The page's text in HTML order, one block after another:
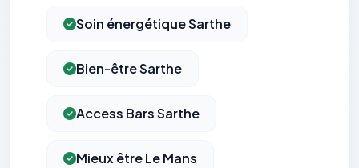
Soin énergétique Sarthe
Bien-être Sarthe
Access Bars Sarthe
Mieux être Le Mans